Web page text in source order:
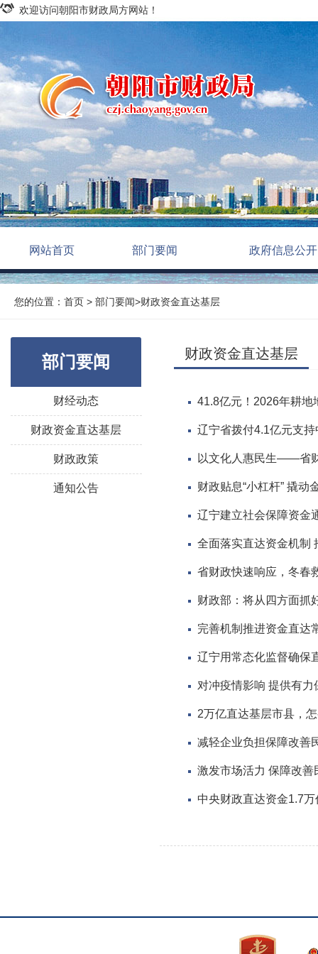
欢迎访问朝阳市财政局方网站！
网站首页 部门要闻 政府信息公开
您的位置： 首页 > 部门要闻>财政资金直达基层
部门要闻
财经动态
财政资金直达基层
财政政策
通知公告
财政资金直达基层
41.8亿元！2026年耕地
辽宁省拨付4.1亿元支
以文化人惠民生——省
财政贴息“小杠杆” 撬动
辽宁建立社会保障资金
全面落实直达资金机制
省财政快速响应，冬春
财政部：将从四方面抓
完善机制推进资金直达
辽宁用常态化监督确保
对冲疫情影响 提供有
2万亿直达基层市县，
减轻企业负担保障改善
激发市场活力 保障改
中央财政直达资金1.7